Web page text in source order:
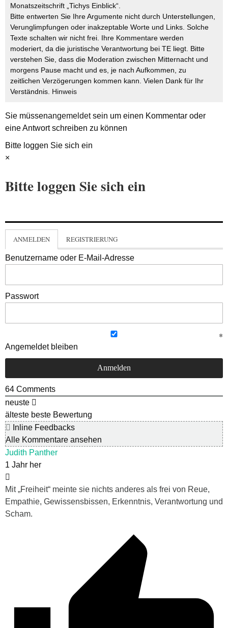
Monatszeitschrift „Tichys Einblick“.
Bitte entwerten Sie Ihre Argumente nicht durch Unterstellungen,
Verunglimpfungen oder inakzeptable Worte und Links. Solche
Texte schalten wir nicht frei. Ihre Kommentare werden
moderiert, da die juristische Verantwortung bei TE liegt. Bitte
verstehen Sie, dass die Moderation zwischen Mitternacht und
morgens Pause macht und es, je nach Aufkommen, zu
zeitlichen Verzögerungen kommen kann. Vielen Dank für Ihr
Verständnis. Hinweis
Sie müssenangemeldetsein um einen Kommentar oder
eine Antwort schreiben zu können
Bitte loggen Sie sich ein
×
Bitte loggen Sie sich ein
ANMELDEN REGISTRIERUNG
Benutzername oder E-Mail-Adresse
Passwort
Angemeldet bleiben
64 Comments
neuste
älteste beste Bewertung
Inline Feedbacks
Alle Kommentare ansehen
Judith Panther
1 Jahr her
Mit „Freiheit“ meinte sie nichts anderes als frei von Reue,
Empathie, Gewissensbissen, Erkenntnis, Verantwortung und
Scham.